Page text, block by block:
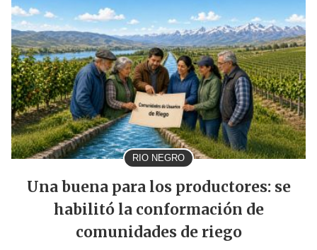
RIO NEGRO
Una buena para los productores: se
habilitó la conformación de
comunidades de riego